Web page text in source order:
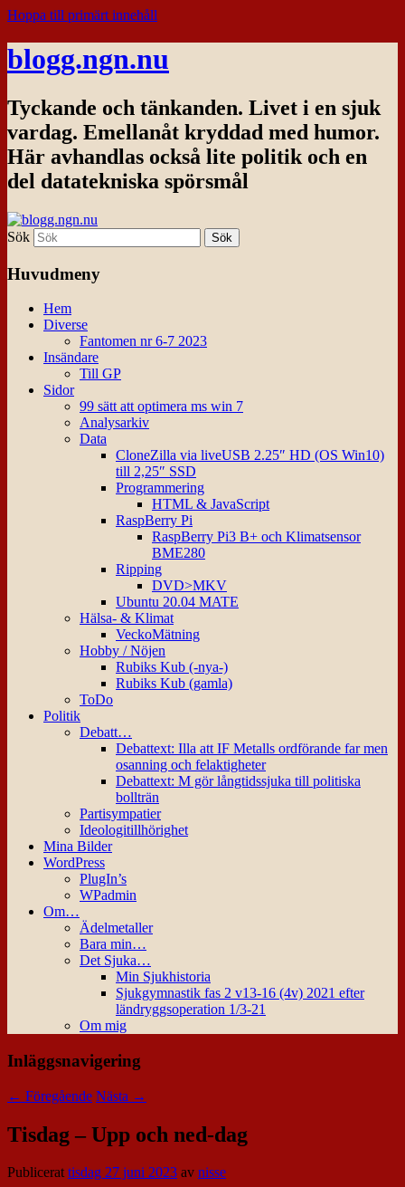
Hoppa till primärt innehåll
blogg.ngn.nu
Tyckande och tänkanden. Livet i en sjuk
vardag. Emellanåt kryddad med humor.
Här avhandlas också lite politik och en
del datatekniska spörsmål
Sök
Huvudmeny
Hem
Diverse
Fantomen nr 6-7 2023
Insändare
Till GP
Sidor
99 sätt att optimera ms win 7
Analysarkiv
Data
CloneZilla via liveUSB 2.25″ HD (OS Win10)
till 2,25″ SSD
Programmering
HTML & JavaScript
RaspBerry Pi
RaspBerry Pi3 B+ och Klimatsensor
BME280
Ripping
DVD>MKV
Ubuntu 20.04 MATE
Hälsa- & Klimat
VeckoMätning
Hobby / Nöjen
Rubiks Kub (-nya-)
Rubiks Kub (gamla)
ToDo
Politik
Debatt…
Debattext: Illa att IF Metalls ordförande far men
osanning och felaktigheter
Debattext: M gör långtidssjuka till politiska
bollträn
Partisympatier
Ideologitillhörighet
Mina Bilder
WordPress
PlugIn’s
WPadmin
Om…
Ädelmetaller
Bara min…
Det Sjuka…
Min Sjukhistoria
Sjukgymnastik fas 2 v13-16 (4v) 2021 efter
ländryggsoperation 1/3-21
Om mig
Inläggsnavigering
← Föregående Nästa →
Tisdag – Upp och ned-dag
Publicerattisdag 27 juni 2023 av nisse